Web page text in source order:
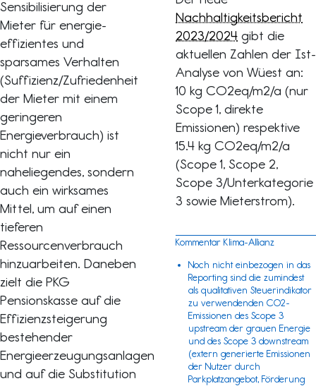
Sensibilisierung der
Mieter für energie-
effizientes und
sparsames Verhalten
(Suffizienz/Zufriedenheit
der Mieter mit einem
geringeren
Energieverbrauch) ist
nicht nur ein
naheliegendes, sondern
auch ein wirksames
Mittel, um auf einen
tieferen
Ressourcenverbrauch
hinzuarbeiten. Daneben
zielt die PKG
Pensionskasse auf die
Effizienzsteigerung
bestehender
Energieerzeugungsanlagen
und auf die Substitution
Nachhaltigkeitsbericht
2023/2024 gibt die
aktuellen Zahlen der Ist-
Analyse von Wüest an:
10 kg CO2eq/m2/a (nur
Scope 1, direkte
Emissionen) respektive
15.4 kg CO2eq/m2/a
(Scope 1, Scope 2,
Scope 3/Unterkategorie
3 sowie Mieterstrom).
Kommentar Klima-Allianz
Noch nicht einbezogen in das
Reporting sind die zumindest
als qualitativen Steuerindikator
zu verwendenden CO2-
Emissionen des Scope 3
upstreamder grauen Energie
und des Scope 3 downstream
(extern generierte Emissionen
der Nutzer durch
Parkplatzangebot, Förderung